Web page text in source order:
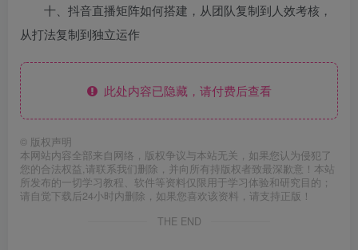
十、抖音直播矩阵如何搭建，从团队复制到人效考核，
从打法复制到独立运作
此处内容已隐藏，请付费后查看
© 版权声明
本网站内容全部来自网络，版权争议与本站无关，如果您认为侵犯了
您的合法权益,请联系我们删除，并向所有持版权者致最深歉意！本站
所发布的一切学习教程、软件等资料仅限用于学习体验和研究目的；
请自觉下载后24小时内删除，如果您喜欢该资料，请支持正版！
THE END